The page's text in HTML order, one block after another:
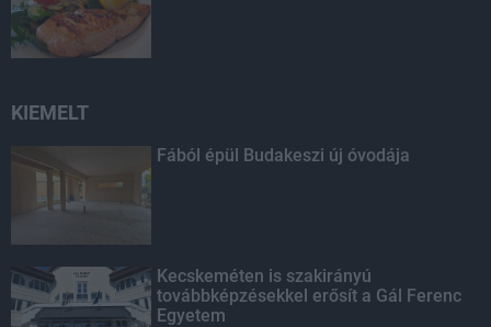
KIEMELT
Fából épül Budakeszi új óvodája
Kecskeméten is szakirányú
továbbképzésekkel erősít a Gál Ferenc
Egyetem